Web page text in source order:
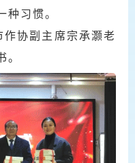
习惯。
协副主席宗承灏老